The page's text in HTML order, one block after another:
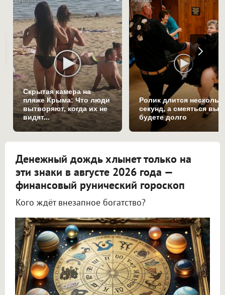
Скрытая камера на
пляже Крыма: Что люди
вытворяют, когда их не
видят...
Ролик длится
секунд, а смеяться вы
будете долго
Денежный дождь хлынет только на
эти знаки в августе 2026 года —
финансовый рунический гороскоп
Кого ждёт внезапное богатство?